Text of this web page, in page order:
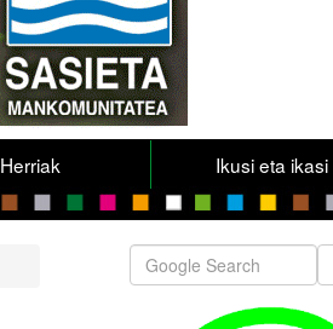
Herriak Ikusi eta ikasi